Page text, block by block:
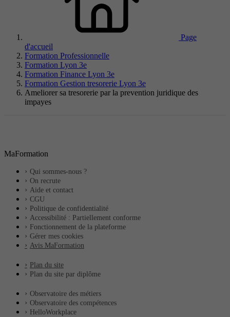
Page
d'accueil
Formation Professionnelle
Formation Lyon 3e
Formation Finance Lyon 3e
Formation Gestion tresorerie Lyon 3e
Ameliorer sa tresorerie par la prevention juridique des
impayes
MaFormation
Qui sommes-nous ?
On recrute
Aide et contact
CGU
Politique de confidentialité
Accessibilité : Partiellement conforme
Fonctionnement de la plateforme
Gérer mes cookies
Avis MaFormation
Plan du site
Plan du site par diplôme
Observatoire des métiers
Observatoire des compétences
HelloWorkplace